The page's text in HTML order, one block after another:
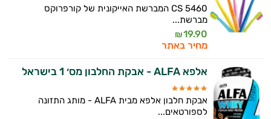
CS 5460 המברשת האייקונית של קורפרוקס
מברשת...
19.90
₪
מחיר באתר
אלפא ALFA - אבקת החלבון מס׳ 1 בישראל
אבקת חלבון אלפא מבית ALFA - מותג התזונה
לספורטאים...